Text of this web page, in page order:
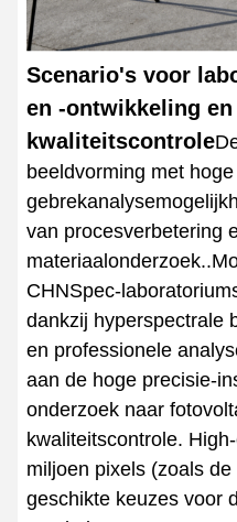
Scenario's voor
en -ontwikkeling en
kwaliteitscontrole
beeldvorming met
van procesverbetering
CHNSpec-
dankzij hyperspectrale
en professionele
aan de hoge precisie-
onderzoek naar
kwaliteitscontrole.
miljoen pixels (zoals
geschikte keuzes voor